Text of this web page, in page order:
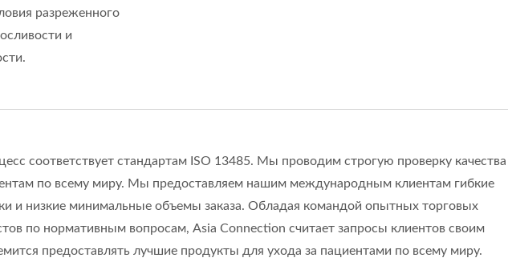
разреженного
и
соответствует стандартам ISO 13485. Мы проводим строгую проверку качества
по всему миру. Мы предоставляем нашим международным клиентам гибкие
и низкие минимальные объемы заказа. Обладая командой опытных торговых
по нормативным вопросам, Asia Connection считает запросы клиентов своим
предоставлять лучшие продукты для ухода за пациентами по всему миру.